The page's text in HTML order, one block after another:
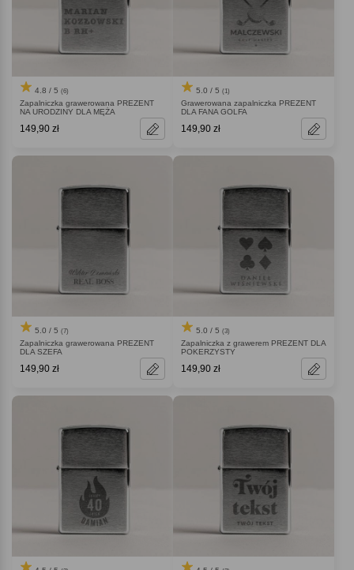
4.8 / 5 (6)
Zapalniczka grawerowana PREZENT
NA URODZINY DLA MĘŻA
149,90 zł
5.0 / 5 (1)
Grawerowana zapalniczka PREZENT
DLA FANA GOLFA
149,90 zł
5.0 / 5 (7)
Zapalniczka grawerowana PREZENT
DLA SZEFA
149,90 zł
5.0 / 5 (3)
Zapalniczka z grawerem PREZENT DLA
POKERZYSTY
149,90 zł